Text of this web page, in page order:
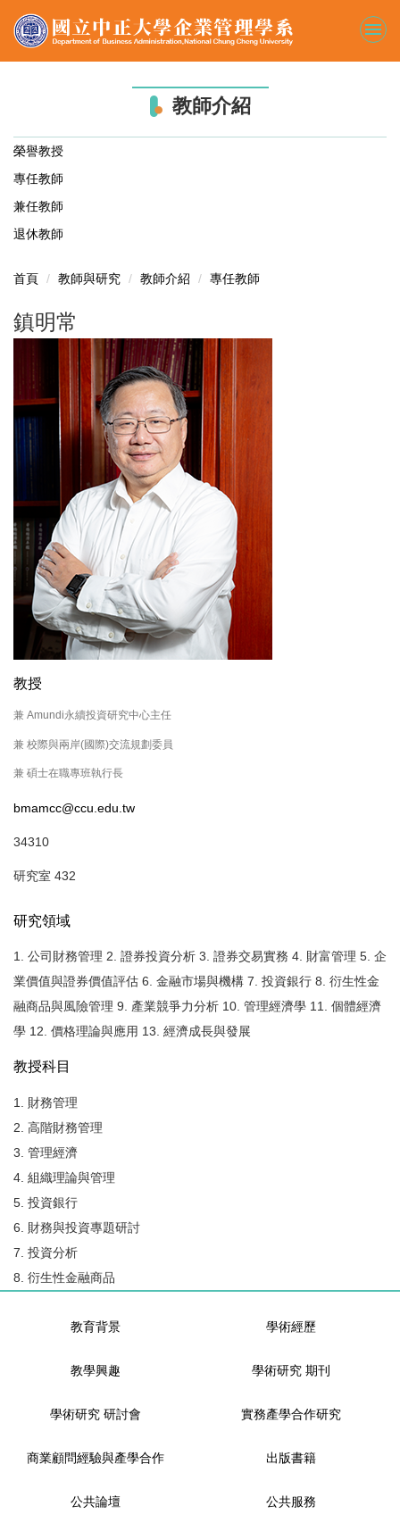
到
教師介紹
榮譽教授
專任教師
兼任教師
退休教師
首頁 教師與研究 教師介紹 專任教師
鎮明常
教授
兼 Amundi永續投資研究中心主任
兼 校際與兩岸(國際)交流規劃委員
兼 碩士在職專班執行長
bmamcc@ccu.edu.tw
34310
研究室 432
研究領域
1. 公司財務管理 2. 證券投資分析 3. 證券交易實務 4. 財富管理 5. 企
業價值與證券價值評估 6. 金融市場與機構 7. 投資銀行 8. 衍生性金
融商品與風險管理 9. 產業競爭力分析 10. 管理經濟學 11. 個體經濟
學 12. 價格理論與應用 13. 經濟成長與發展
教授科目
1. 財務管理
2. 高階財務管理
3. 管理經濟
4. 組織理論與管理
5. 投資銀行
6. 財務與投資專題研討
7. 投資分析
8. 衍生性金融商品
教育背景 學術經歷
教學興趣 學術研究 期刊
學術研究 研討會 實務產學合作研究
商業顧問經驗與產學合作 出版書籍
公共論壇 公共服務